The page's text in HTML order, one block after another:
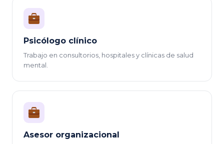
Psicólogo clínico
Trabajo en consultorios, hospitales y clínicas de salud
mental.
Asesor organizacional